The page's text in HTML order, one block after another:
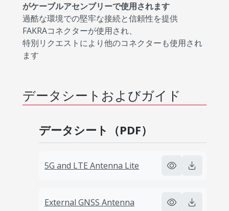
がケーブルアセンブリーで使用されます
過酷な環境での堅牢な接続と信頼性を提供
FAKRAコネクターが使用され、
特別リクエストにより他のコネクターも使用され
ます
データシートおよびガイド
データシート（PDF）
5G and LTE Antenna Lite
External GNSS Antenna